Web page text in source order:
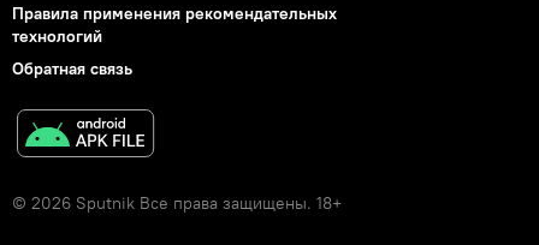
Правила применения рекомендательных
технологий
Обратная связь
© 2026 Sputnik Все права защищены. 18+